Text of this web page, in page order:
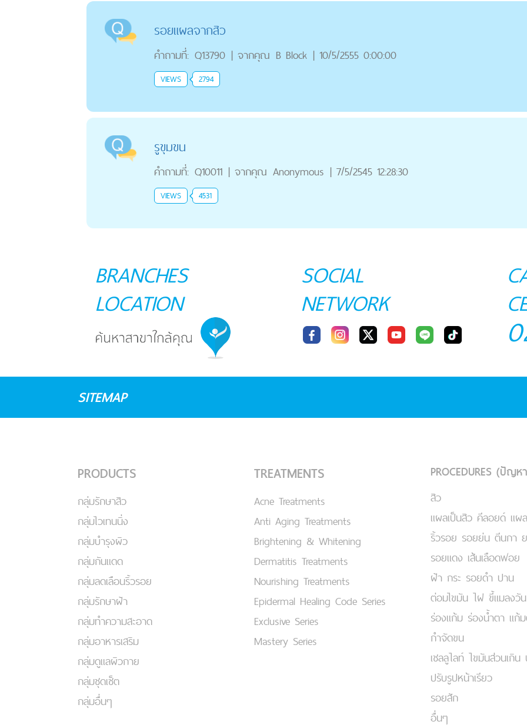
รอยแผลจากสิว
คำถามที่: Q13790 | จากคุณ B Block | 10/5/2555 0:00:00
VIEWS 2794
รูขุมขน
คำถามที่: Q10011 | จากคุณ Anonymous | 7/5/2545 12:28:30
VIEWS 4531
BRANCHES
LOCATION
SOCIAL
NETWORK
SITEMAP
PRODUCTS
กลุ่มรักษาสิว
กลุ่มไวเทนนิ่ง
กลุ่มบำรุงผิว
กลุ่มกันแดด
กลุ่มลดเลือนริ้วรอย
กลุ่มรักษาฝ้า
กลุ่มทำความสะอาด
กลุ่มอาหารเสริม
กลุ่มดูแลผิวกาย
กลุ่มชุดเซ็ต
กลุ่มอื่นๆ
TREATMENTS
Acne Treatments
Anti Aging Treatments
Brightening & Whitening
Dermatitis Treatments
Nourishing Treatments
Epidermal Healing Code Series
Exclusive Series
Mastery Series
PROCEDURES (ปัญห
สิว
แผลเป็นสิว คีลอยด์ แผ
ริ้วรอย รอยย่น ตีนกา
รอยแดง เส้นเลือดฟอย
ฝ้า กระ รอยดำ ปาน
ต่อมไขมัน ไฝ ขี้แมลงวั
ร่องแก้ม ร่องน้ำตา แก้
กำจัดขน
เชลลูไลท์ ไขมันส่วนเกิน
ปรับรูปหน้าเรียว
รอยสัก
อื่นๆ